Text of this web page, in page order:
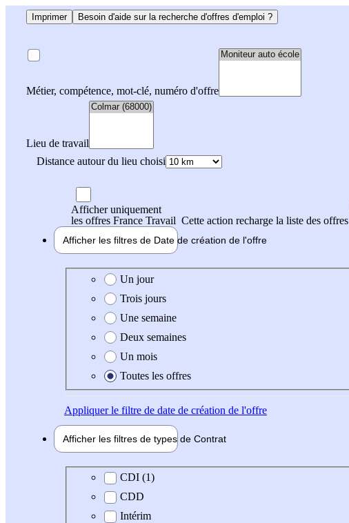
Imprimer Besoin d'aide sur la recherche d'offres d'emploi ?
Métier, compétence, mot-clé, numéro d'offre
Lieu de travail
Distance autour du lieu choisi
Afficher uniquement
les offres France Travail Cette action recharge la liste des offres
Afficher les filtres de Date de création de l'offre
Date de création de l'offre
Un jour
Trois jours
Une semaine
Deux semaines
Un mois
Toutes les offres
Appliquerle filtre de date de création de l'offre
Afficher les filtres de types de Contrat
Type de contrat
CDI (1)
CDD
Intérim